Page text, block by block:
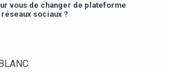
vous de changer de plateforme
sociaux ?